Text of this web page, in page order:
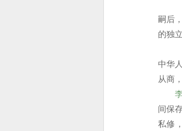
嗣后
的独
中华
从商
间保
私修